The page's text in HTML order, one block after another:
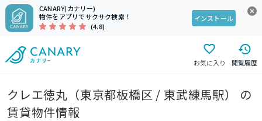
CANARY(カナリー)
物件をアプリでサクサク検索！
(4.8)
インストール
お気に入り 閲覧履歴
クレエ徳丸（東京都板橋区 / 東武練馬駅） の
賃貸物件情報